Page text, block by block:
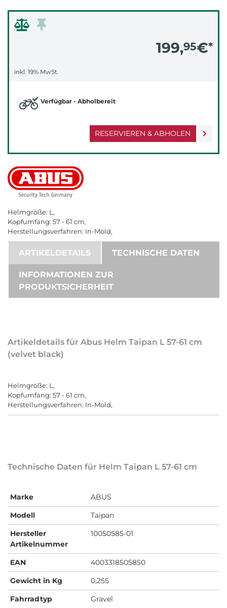
199,95€*
inkl. 19% MwSt.
RESERVIEREN & ABHOLEN
Verfügbar - Abholbereit
Helmgröße: L,
Kopfumfang: 57 - 61 cm,
Herstellungsverfahren: In-Mold,
ARTIKELDETAILS TECHNISCHE DATEN
INFORMATIONEN ZUR
PRODUKTSICHERHEIT
Artikeldetails für Abus Helm Taipan L 57-61 cm
(velvet black)
Helmgröße: L,
Kopfumfang: 57 - 61 cm,
Herstellungsverfahren: In-Mold,
Technische Daten für Helm Taipan L 57-61 cm
Marke
ABUS
Modell
Taipan
Hersteller
Artikelnummer
10050585-01
EAN
4003318505850
Gewicht in Kg
0,255
Fahrradtyp
Gravel